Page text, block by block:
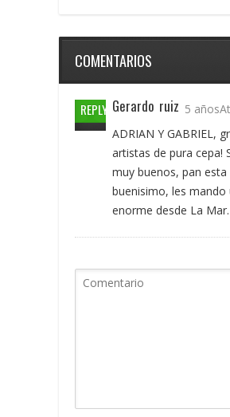
COMENTARIOS
REPLY Gerardo ruiz 5
ADRIAN Y GABRIEL,
artistas de pura cepa!
muy buenos, pan esta
buenisimo, les mando
enorme desde La Mar.